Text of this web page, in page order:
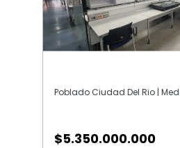
Poblado Ciudad Del Rio |
$5.350.000.000